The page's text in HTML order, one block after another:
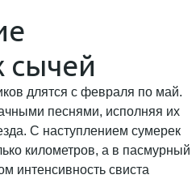
сычей
длятся с февраля по май.
песнями, исполняя их
С наступлением сумерек
километров, а в пасмурный
интенсивность свиста